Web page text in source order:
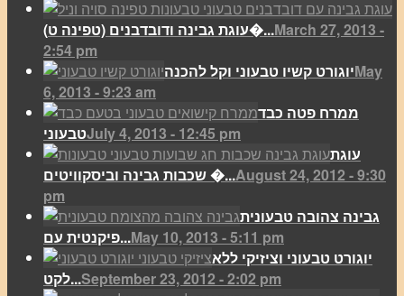
(עוגת גבינה ודובדבנים (טפינה ט�...March 27, 2013 -
2:54 pm
יוגורט קשיו טבעוני וקל להכנהMay
6, 2013 - 9:23 am
ממרח פטה כבד
טבעוניJuly 4, 2013 - 12:45 pm
עוגת
שכבות גבינה וביסקוויטים �...August 24, 2012 - 9:30
pm
גבינה צהובה טבעונית
פיקנטית עם...May 10, 2013 - 5:11 pm
יוגורט טבעוני וציזיקי ללא
לקט...September 23, 2012 - 2:02 pm